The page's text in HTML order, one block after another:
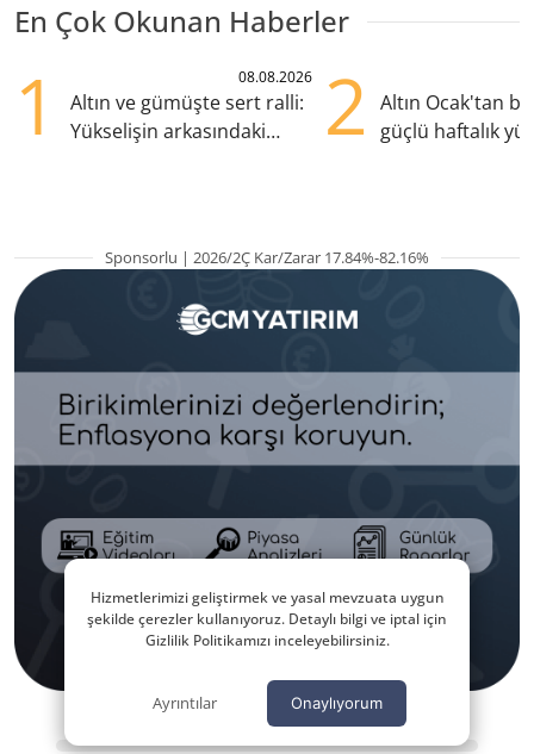
En Çok Okunan Haberler
1 08.08.2026
Altın ve gümüşte sert ralli:
Yükselişin arkasındaki
2
Altın Ocak'tan
güçlü haftalık
Sponsorlu | 2026/2Ç Kar/Zarar 17.84%-82.16%
Hizmetlerimizi geliştirmek ve yasal mevzuata uygun
şekilde çerezler kullanıyoruz. Detaylı bilgi ve iptal için
Gizlilik Politikamızı inceleyebilirsiniz.
Ayrıntılar Onaylıyorum